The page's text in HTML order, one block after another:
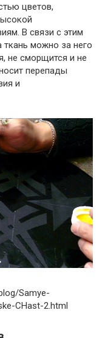
цветов,
В связи с этим
ткань можно за него
не сморщится и не
перепады
и
Samye-
CHast-2.html